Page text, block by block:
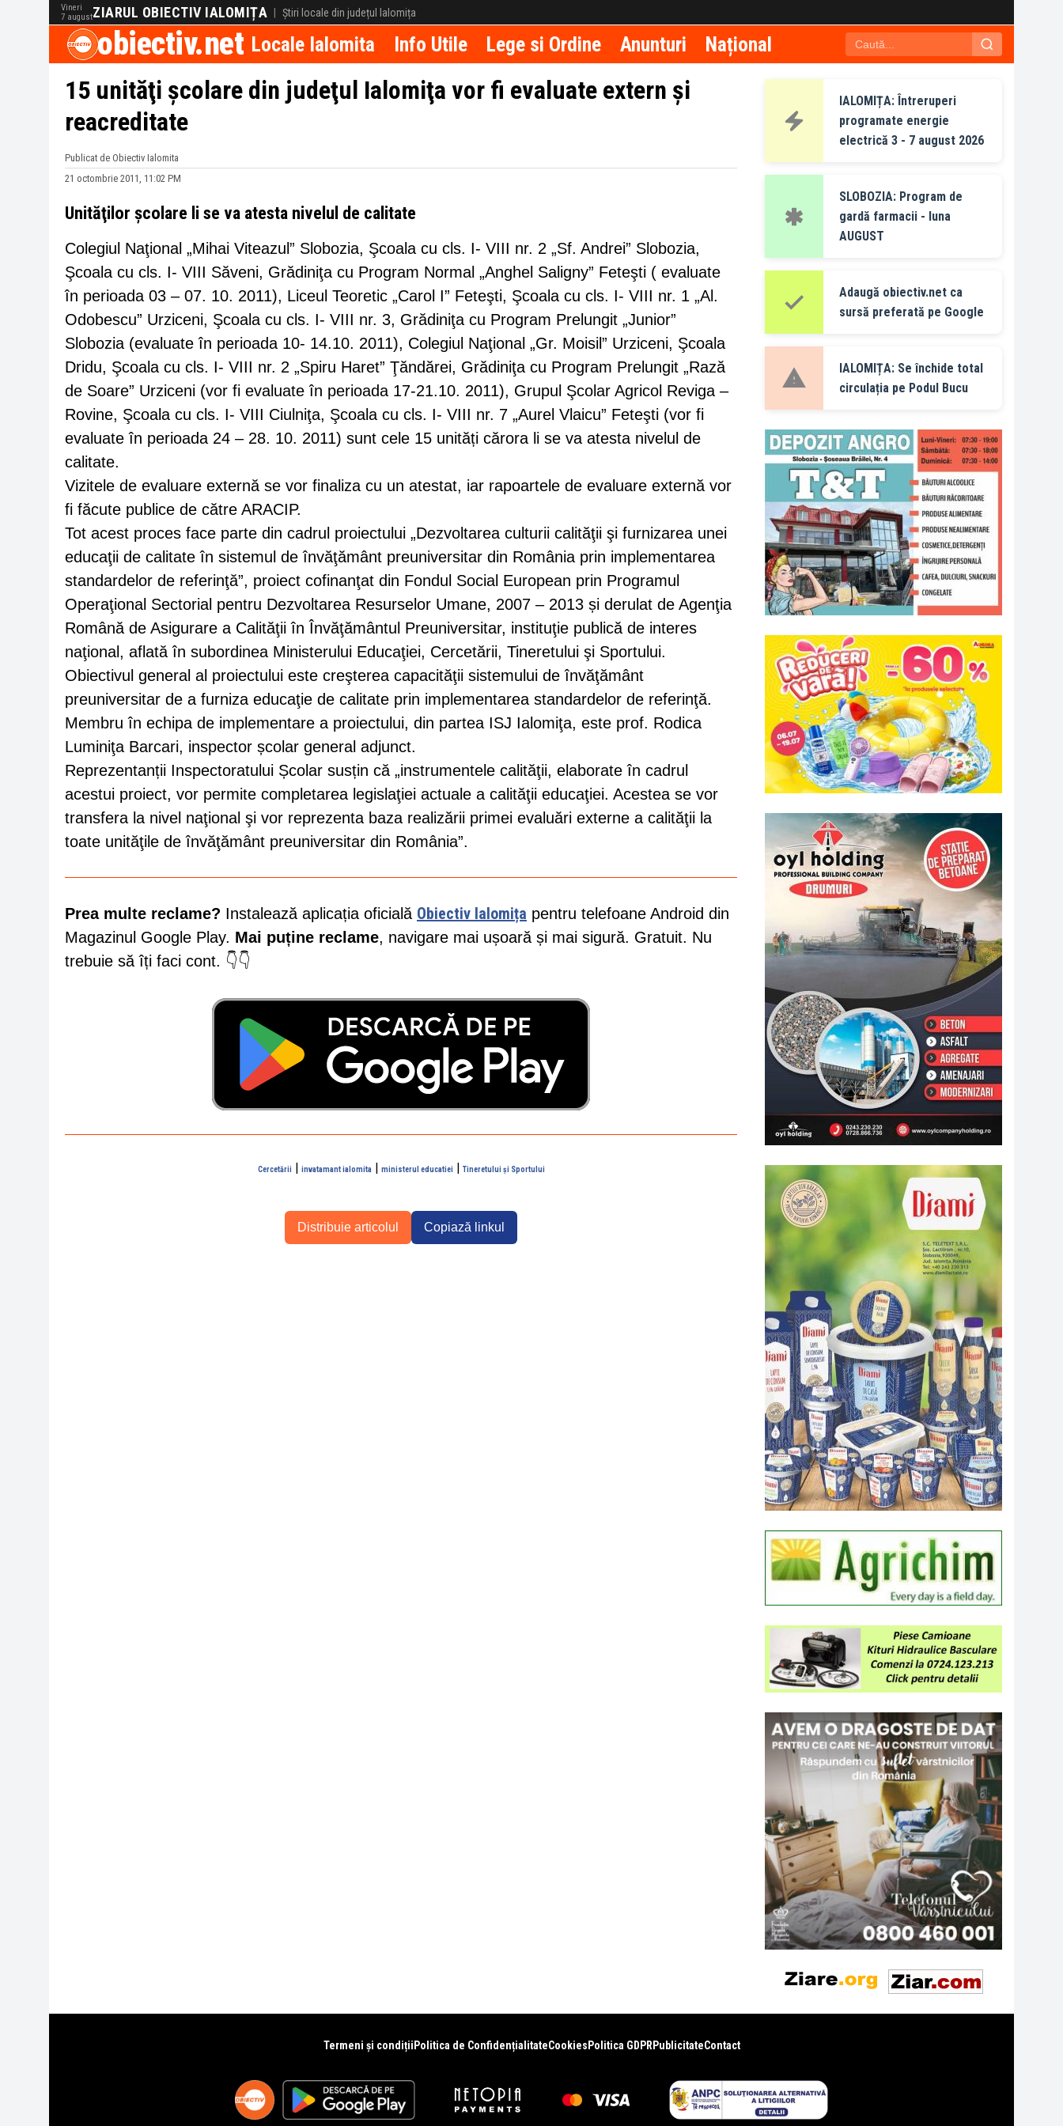
Vineri
7 augustZIARUL OBIECTIV IALOMIȚA | Știri locale din județul Ialomița
obiectiv.net Locale Ialomita Info Utile Lege si Ordine Anunturi Național
15 unităţi şcolare din judeţul Ialomiţa vor fi evaluate extern şi
reacreditate
Publicat de Obiectiv Ialomita
21 octombrie 2011, 11:02 PM
Unităţilor şcolare li se va atesta nivelul de calitate
Colegiul Naţional „Mihai Viteazul” Slobozia, Şcoala cu cls. I- VIII nr. 2 „Sf. Andrei” Slobozia,
Şcoala cu cls. I- VIII Săveni, Grădiniţa cu Program Normal „Anghel Saligny” Feteşti ( evaluate
în perioada 03 – 07. 10. 2011), Liceul Teoretic „Carol I” Feteşti, Şcoala cu cls. I- VIII nr. 1 „Al.
Odobescu” Urziceni, Şcoala cu cls. I- VIII nr. 3, Grădiniţa cu Program Prelungit „Junior”
Slobozia (evaluate în perioada 10- 14.10. 2011), Colegiul Naţional „Gr. Moisil” Urziceni, Şcoala
Dridu, Şcoala cu cls. I- VIII nr. 2 „Spiru Haret” Ţăndărei, Grădiniţa cu Program Prelungit „Rază
de Soare” Urziceni (vor fi evaluate în perioada 17-21.10. 2011), Grupul Şcolar Agricol Reviga –
Rovine, Şcoala cu cls. I- VIII Ciulniţa, Şcoala cu cls. I- VIII nr. 7 „Aurel Vlaicu” Feteşti (vor fi
evaluate în perioada 24 – 28. 10. 2011) sunt cele 15 unități cărora li se va atesta nivelul de
calitate.
Vizitele de evaluare externă se vor finaliza cu un atestat, iar rapoartele de evaluare externă vor
fi făcute publice de către ARACIP.
Tot acest proces face parte din cadrul proiectului „Dezvoltarea culturii calităţii şi furnizarea unei
educaţii de calitate în sistemul de învăţământ preuniversitar din România prin implementarea
standardelor de referinţă”, proiect cofinanţat din Fondul Social European prin Programul
Operaţional Sectorial pentru Dezvoltarea Resurselor Umane, 2007 – 2013 și derulat de Agenţia
Română de Asigurare a Calităţii în Învăţământul Preuniversitar, instituţie publică de interes
naţional, aflată în subordinea Ministerului Educaţiei, Cercetării, Tineretului şi Sportului.
Obiectivul general al proiectului este creşterea capacităţii sistemului de învăţământ
preuniversitar de a furniza educaţie de calitate prin implementarea standardelor de referinţă.
Membru în echipa de implementare a proiectului, din partea ISJ Ialomiţa, este prof. Rodica
Luminiţa Barcari, inspector școlar general adjunct.
Reprezentanții Inspectoratului Școlar susțin că „instrumentele calităţii, elaborate în cadrul
acestui proiect, vor permite completarea legislaţiei actuale a calităţii educaţiei. Acestea se vor
transfera la nivel naţional şi vor reprezenta baza realizării primei evaluări externe a calităţii la
toate unităţile de învăţământ preuniversitar din România”.
Prea multe reclame? Instalează aplicația oficială Obiectiv Ialomița pentru telefoane Android din
Magazinul Google Play. Mai puține reclame, navigare mai ușoară și mai sigură. Gratuit. Nu
trebuie să îți faci cont. 👇👇
Cercetării | invatamant ialomita| ministerul educatiei | Tineretului şi Sportului
Distribuie articolul Copiază linkul
IALOMIȚA: Întreruperi
programate energie
electrică 3 - 7 august 2026
SLOBOZIA: Program de
gardă farmacii - luna
AUGUST
Adaugă obiectiv.net ca
sursă preferată pe Google
IALOMIȚA: Se închide total
circulația pe Podul Bucu
Termeni și condiții Politica de ConfidențialitateCookies Politica GDPR PublicitateContact